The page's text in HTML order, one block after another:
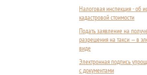
Налоговая инспекция - об
кадастровой стоимости
Подать заявление на
разрешения на такси — в
виде
Электронная подпись
с документами